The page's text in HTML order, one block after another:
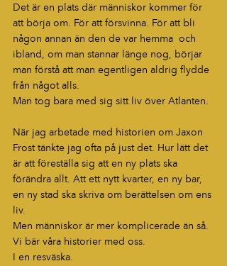
Det är en plats där människor kommer för
att börja om. För att försvinna. För att bli
någon annan än den de var hemma  och
ibland, om man stannar länge nog, börjar
man förstå att man egentligen aldrig flydde
från något alls.
Man tog bara med sig sitt liv över Atlanten.
När jag arbetade med historien om Jaxon
Frost tänkte jag ofta på just det. Hur lätt det
är att föreställa sig att en ny plats ska
förändra allt. Att ett nytt kvarter, en ny bar,
en ny stad ska skriva om berättelsen om ens
liv.
Men människor är mer komplicerade än så.
Vi bär våra historier med oss.
I en resväska.